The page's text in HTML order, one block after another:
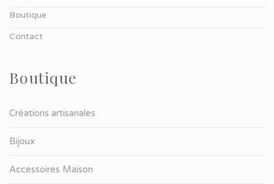
Boutique
Contact
Boutique
Créations artisanales
Bijoux
Accessoires Maison